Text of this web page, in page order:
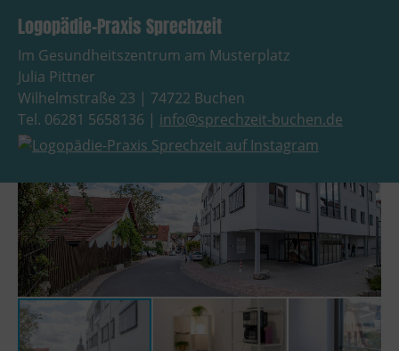
Logopädie-Praxis Sprechzeit
Im Gesundheitszentrum am Musterplatz
Julia Pittner
Wilhelmstraße 23 | 74722 Buchen
Tel. 06281 5658136 | info@sprechzeit-buchen.de